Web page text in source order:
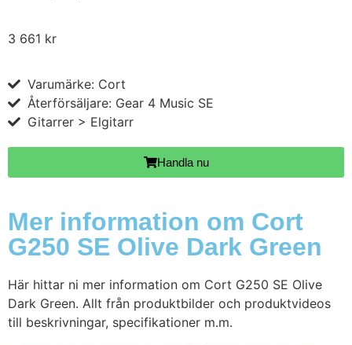
3 661 kr
Varumärke: Cort
Återförsäljare: Gear 4 Music SE
Gitarrer > Elgitarr
Handla nu
Mer information om Cort
G250 SE Olive Dark Green
Här hittar ni mer information om Cort G250 SE Olive
Dark Green. Allt från produktbilder och produktvideos
till beskrivningar, specifikationer m.m.